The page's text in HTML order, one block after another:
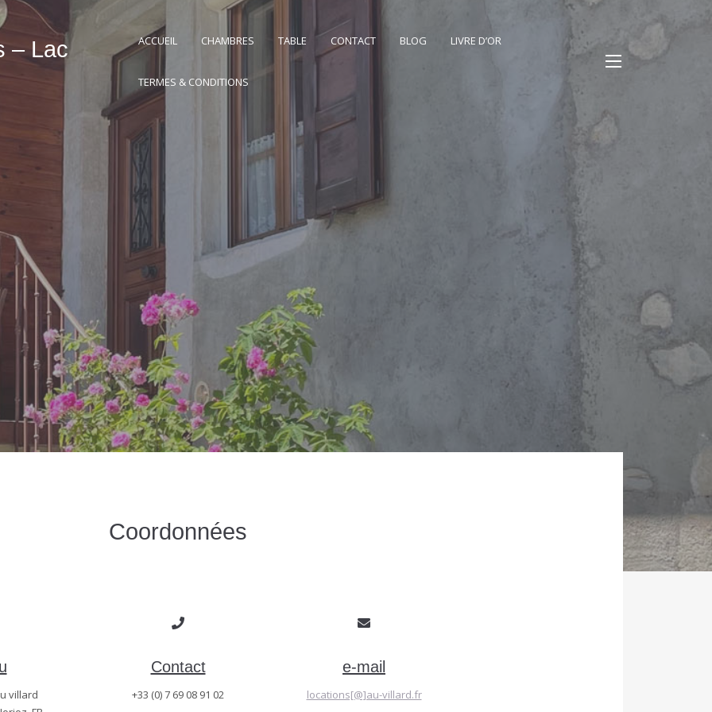
– Lac
ACCUEIL CHAMBRES TABLE CONTACT BLOG LIVRE D’OR
TERMES & CONDITIONS
Coordonnées
villard
Contact
+33 (0) 7 69 08 91 02
e-mail
locations[@]au-villard.fr